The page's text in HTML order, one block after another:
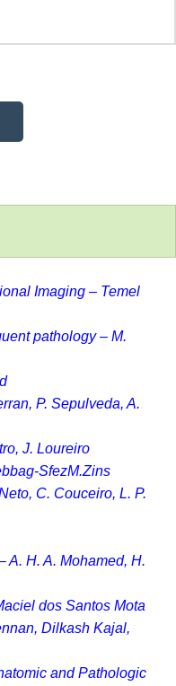
Imaging – Temel
pathology – M.
P. Sepulveda, A.
J. Loureiro
SfezM.Zins
C. Couceiro, L. P.
A. H. A. Mohamed, H.
dos Santos Mota
Dilkash Kajal,
and Pathologic